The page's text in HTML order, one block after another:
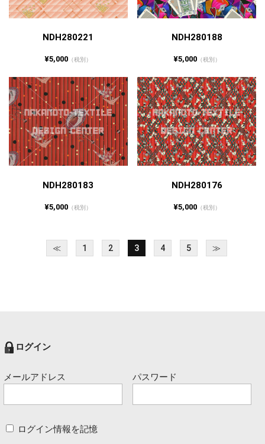
NDH280221
¥5,000 （税別）
NDH280188
¥5,000（税別）
NDH280183
¥5,000 （税別）
NDH280176
¥5,000（税別）
≪ 1 2 3 4 5 ≫
ログイン
メールアドレス パスワード
ログイン情報を記憶